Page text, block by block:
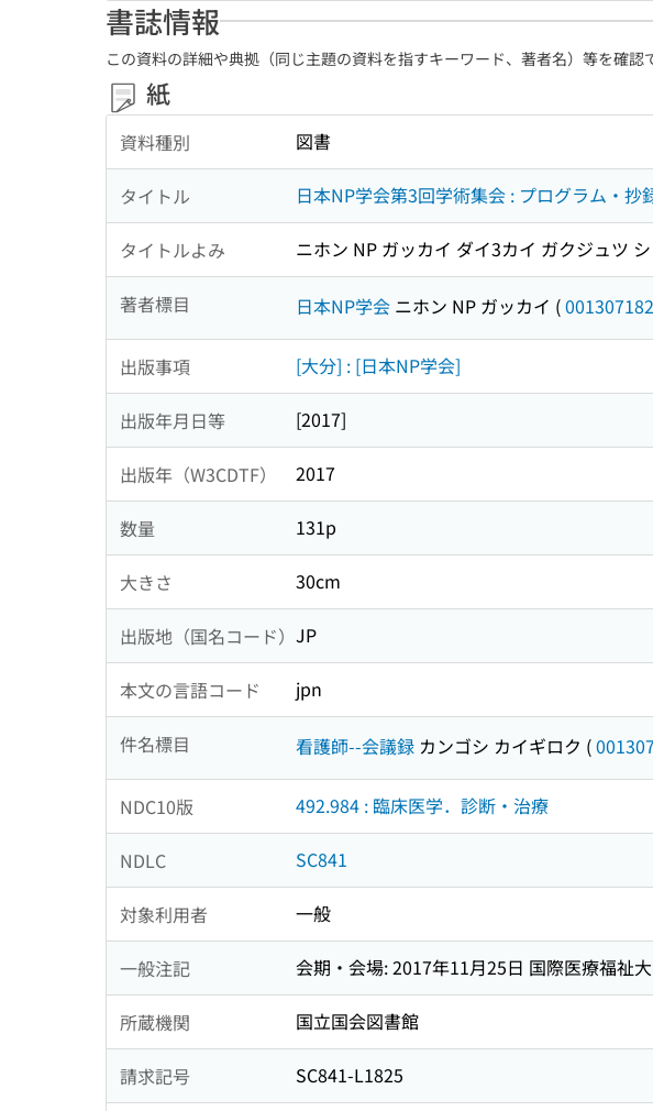
書誌情報
この資料の詳細や典拠（同じ主題の資料を指すキーワード、著者名）等を確認
紙
資料種別 図書
タイトル 日本NP学会第3回学術集会 : プログラム・抄
タイトルよみ ニホン NP ガッカイ ダイ3カイ ガクジュツ
著者標目 日本NP学会 ニホン NP ガッカイ (001307182
出版事項 [大分] : [日本NP学会]
出版年月日等 [2017]
出版年（W3CDTF） 2017
数量 131p
大きさ 30cm
出版地（国名コード） JP
本文の言語コード jpn
件名標目 看護師--会議録 カンゴシ カイギロク (
NDC10版 492.984 : 臨床医学．診断・治療
NDLC SC841
対象利用者 一般
一般注記 会期・会場: 2017年11月25日 国際医療福祉
所蔵機関 国立国会図書館
請求記号
SC841-L1825